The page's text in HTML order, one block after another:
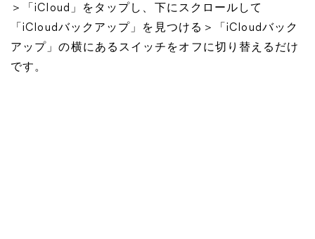
＞「iCloud」をタップし、下にスクロールして
「iCloudバックアップ」を見つける＞「iCloudバック
アップ」の横にあるスイッチをオフに切り替えるだけ
です。